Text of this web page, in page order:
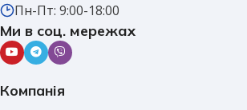
Пн-Пт: 9:00-18:00
Ми в соц. мережах
Компанія